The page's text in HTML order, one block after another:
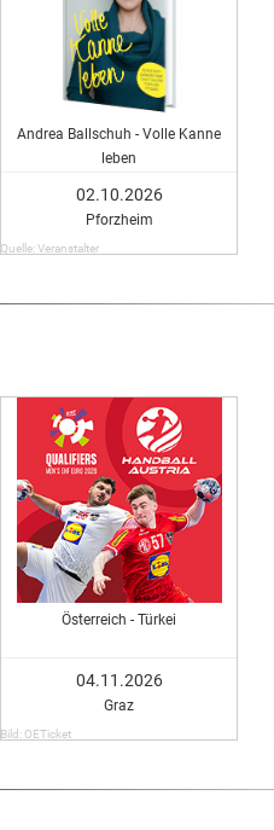
Andrea Ballschuh - Volle Kanne
leben
02.10.2026
Pforzheim
Quelle: Veranstalter
Österreich - Türkei
04.11.2026
Graz
Bild: OETicket